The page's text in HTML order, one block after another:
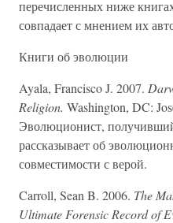
перечисленных ниже
совпадает с мнением их
Книги об эволюции
Ayala, Francisco J. 2007.
Religion. Washington, DC:
Эволюционист, получивший
рассказывает об
совместимости с верой.
Carroll, Sean B. 2006. The
Ultimate Forensic Record of